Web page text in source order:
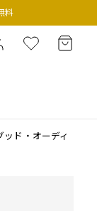
料
ド・オーディ